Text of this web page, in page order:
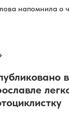
напомнила о